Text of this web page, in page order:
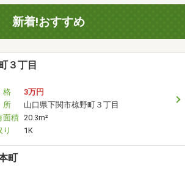
新着!おすすめ
３丁目
3万円
山口県下関市椋野町３丁目
面積 20.3m²
り
1K
町